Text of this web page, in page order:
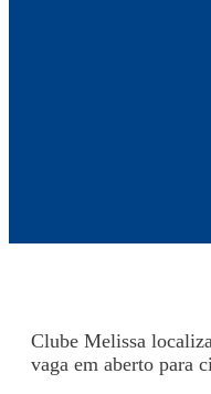
Clube Melissa
vaga em aberto para